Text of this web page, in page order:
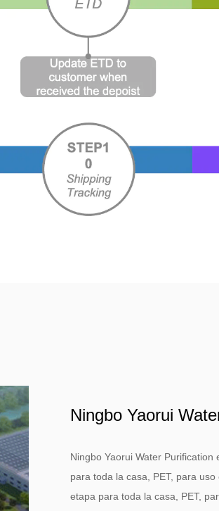
Ningbo Yaorui
Ningbo Yaorui Water Purification
para toda la casa, PET, para
etapa para toda la casa, PET,